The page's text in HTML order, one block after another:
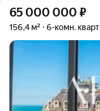
65 000 000 ₽
156,4 м² 6-комн.